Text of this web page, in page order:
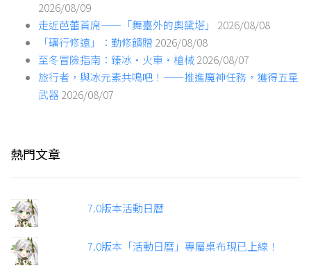
2026/08/09
走近芭蕾首席——「舞臺外的奧黛塔」
2026/08/08
「礪行修遠」：勤修饋贈 2026/08/08
至冬冒險指南：臻冰·火車·槍械2026/08/07
旅行者，與冰元素共鳴吧！——推進魔神任務，獲得五星
武器2026/08/07
熱門文章
7.0版本活動日曆
7.0版本「活動日曆」專屬桌布現已上線！